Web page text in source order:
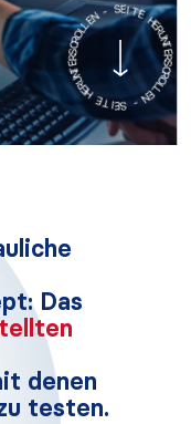
S
E
I
T
E
H
E
R
U
N
T
E
R
S
C
R
O
L
L
E
N
-
SE
ITE HERUN
T
E
R
S
C
R
O
L
L
E
N
-
Das
denen
testen.